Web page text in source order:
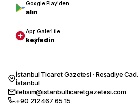
Google Play'den
alın
App Galeri ile
keşfedin
İstanbul Ticaret Gazetesi · Reşadiye Cad.
İstanbul
iletisim@istanbulticaretgazetesi.com
+90 212 467 65 15